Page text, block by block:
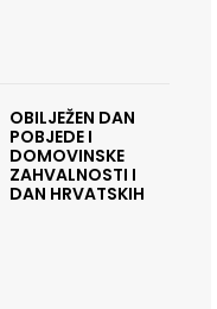
OBILJEŽEN DAN
POBJEDE I
DOMOVINSKE
ZAHVALNOSTI I
DAN HRVATSKIH